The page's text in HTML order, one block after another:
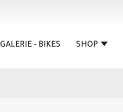
GALERIE - BIKES SHOP